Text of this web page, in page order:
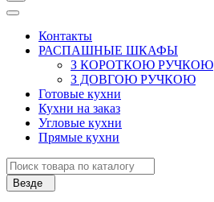
Контакты
РАСПАШНЫЕ ШКАФЫ
З КОРОТКОЮ РУЧКОЮ
З ДОВГОЮ РУЧКОЮ
Готовые кухни
Кухни на заказ
Угловые кухни
Прямые кухни
Везде